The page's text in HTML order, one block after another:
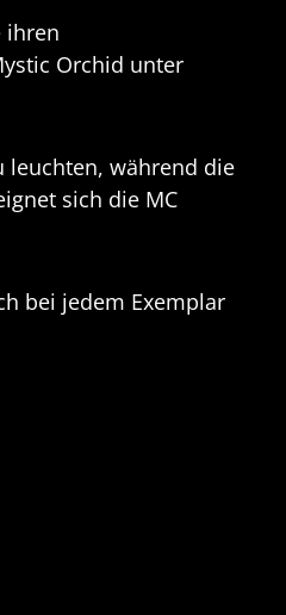
ihren
Orchid unter
leuchten, während die
sich die MC
bei jedem Exemplar